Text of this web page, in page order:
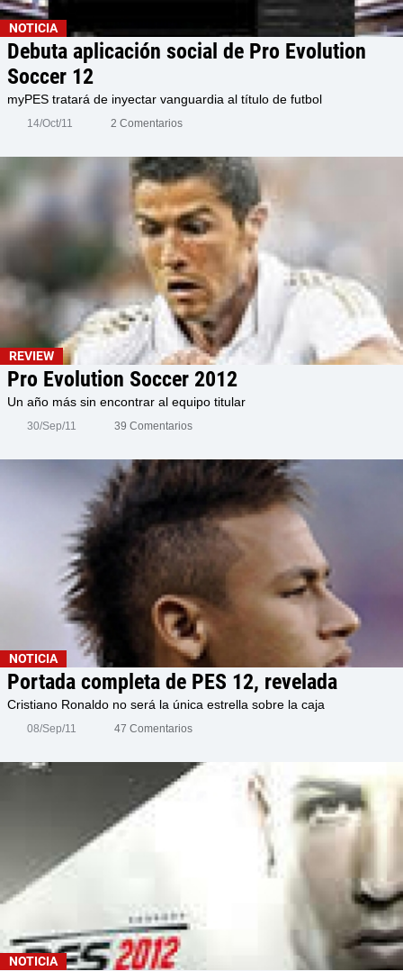
NOTICIA
Debuta aplicación social de Pro Evolution
Soccer 12
myPES tratará de inyectar vanguardia al título de futbol
14/Oct/11 2 Comentarios
REVIEW
Pro Evolution Soccer 2012
Un año más sin encontrar al equipo titular
30/Sep/11 39 Comentarios
NOTICIA
Portada completa de PES 12, revelada
Cristiano Ronaldo no será la única estrella sobre la caja
08/Sep/11 47 Comentarios
NOTICIA